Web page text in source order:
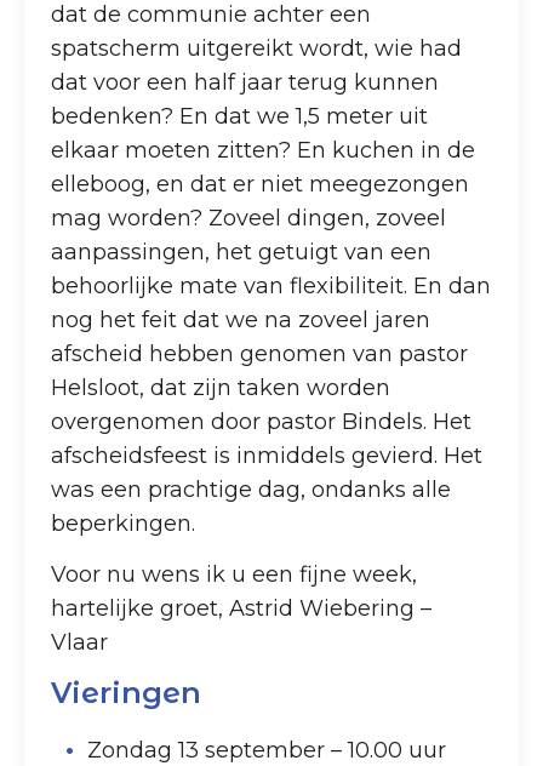
dat de communie achter een
spatscherm uitgereikt wordt, wie had
dat voor een half jaar terug kunnen
bedenken? En dat we 1,5 meter uit
elkaar moeten zitten? En kuchen in de
elleboog, en dat er niet meegezongen
mag worden? Zoveel dingen, zoveel
aanpassingen, het getuigt van een
behoorlijke mate van flexibiliteit. En dan
nog het feit dat we na zoveel jaren
afscheid hebben genomen van pastor
Helsloot, dat zijn taken worden
overgenomen door pastor Bindels. Het
afscheidsfeest is inmiddels gevierd. Het
was een prachtige dag, ondanks alle
beperkingen.
Voor nu wens ik u een fijne week,
hartelijke groet, Astrid Wiebering –
Vlaar
Vieringen
Zondag 13 september – 10.00 uur